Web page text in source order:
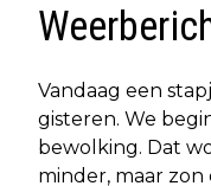
Vandaag een
gisteren. We
bewolking. Dat
minder, maar